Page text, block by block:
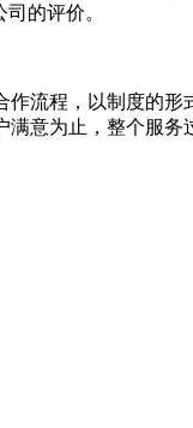
的评价。
流程，以制度的
意为止，整个服务